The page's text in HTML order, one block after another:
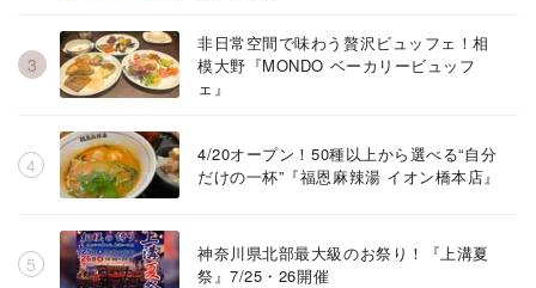
非日常空間で味わう贅沢ビュッフェ！相
模大野『MONDO ベーカリービュッフ
ェ』
4/20オープン！50種以上から選べる“自分
だけの一杯”『福恩麻辣湯 イオン橋本店』
神奈川県北部最大級のお祭り！『上溝夏
祭』7/25・26開催